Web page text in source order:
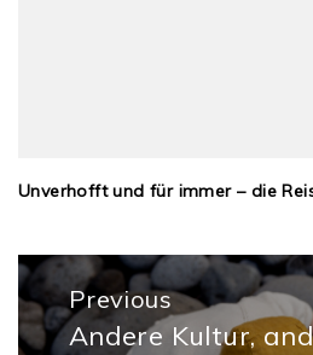
Unverhofft und für immer – die
Previous
Previous
Andere Kultur,